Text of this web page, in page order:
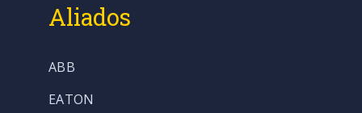
Aliados
ABB
EATON